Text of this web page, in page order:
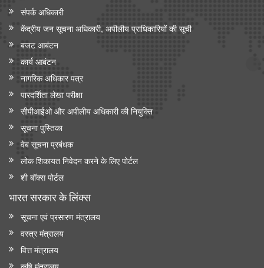
संपर्क अधिकारी
केंद्रीय जन सूचना अधिकारी, अपीलीय प्राधिकारियों की सूची
बजट आबंटन
कार्य आबंटन
नागरिक अधिकार पत्र
पारदर्शिता लेखा परीक्षा
सीपीआईओ और अपी‍लीय अधिकारी की नियुक्ति
सूचना पुस्तिका
वेब सूचना प्रबंधक
लोक शिकायत निवेदन करने के लिए पोर्टल
शी बॉक्स पोर्टल
भारत सरकार के लिंक्‍स
सूचना एवं प्रसारण मंत्रालय
वस्त्र मंत्रालय
वित्त मंत्रालय